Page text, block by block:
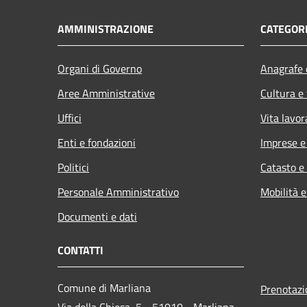
AMMINISTRAZIONE
Organi di Governo
Aree Amministrative
Uffici
Enti e fondazioni
Politici
Personale Amministrativo
Documenti e dati
Cultura
Vita
Imprese
Catasto
Mobilità
CONTATTI
Comune di Marliana